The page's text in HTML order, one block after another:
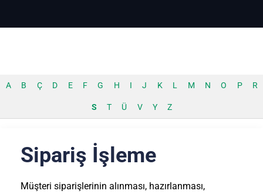
A B Ç D E F G H I J K L M N O P R
S T Ü V Y Z
Sipariş İşleme
Müşteri siparişlerinin alınması, hazırlanması,